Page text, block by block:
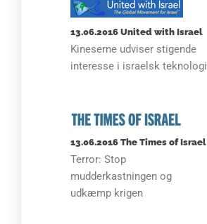
13.06.2016 United with Israel
Kineserne udviser stigende
interesse i israelsk teknologi
13.06.2016 The Times of Israel
Terror: Stop
mudderkastningen og
udkæmp krigen